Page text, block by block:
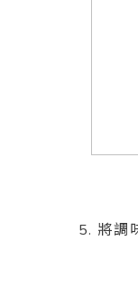
5. 將調